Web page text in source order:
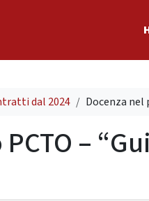
dal 2024 Docenza
–